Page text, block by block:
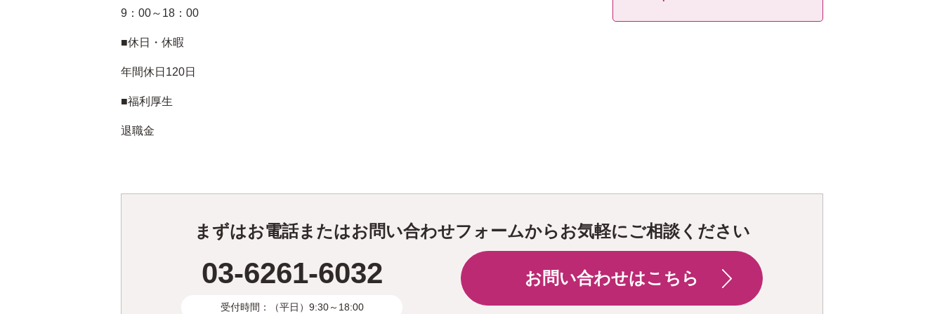
9：00～18：00
■休日・休暇
年間休日120日
■福利厚生
退職金
まずはお電話またはお問い合わせフォームからお気軽にご相談ください
03-6261-6032
受付時間：（平日）9:30～18:00
お問い合わせはこちら